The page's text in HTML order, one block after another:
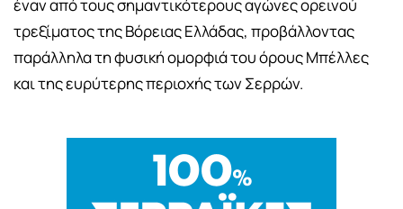
έναν από τους σημαντικότερους αγώνες ορεινού
τρεξίματος της Βόρειας Ελλάδας, προβάλλοντας
παράλληλα τη φυσική ομορφιά του όρους Μπέλλες
και της ευρύτερης περιοχής των Σερρών.